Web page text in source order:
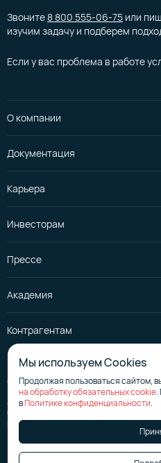
Звоните 8 800 555-06-75 или
изучим задачу и подберем
Если у вас проблема в работе
О компании
Документация
Карьера
Инвесторам
Прессе
Академия
Контрагентам
© АО «Селектел», 2008—2026
Лицензия на телематические услуги
Страница эмитента на сайте
Политика в отношении обработки
Мы используем Cookies
Продолжая пользоваться сайтом,
на обработку обязательных cookie.
вПолитике конфиденциальности.